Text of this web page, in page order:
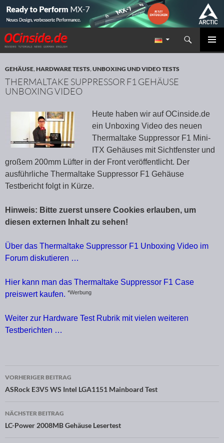
Redaktion ocinside.de PC Hardware Portal
Suchen
ZUM INHALT SPRINGEN
GEHÄUSE,HARDWARE TESTS,UNBOXING UND VIDEO TESTS
THERMALTAKE SUPPRESSOR F1 GEHÄUSE
UNBOXING VIDEO
Heute haben wir auf OCinside.de
ein Unboxing Video des neuen
Thermaltake Suppressor F1 Mini-
ITX Gehäuses mit Sichtfenster und
großem 200mm Lüfter in der Front veröffentlicht. Der
ausführliche Thermaltake Suppressor F1 Gehäuse
Testbericht folgt in Kürze.
Hinweis: Bitte zuerst unsere Cookies erlauben, um
diesen externen Inhalt zu sehen!
Über das Thermaltake Suppressor F1 Unboxing Video im
Forum diskutieren …
Hier kann man das Thermaltake Suppressor F1 Case
preiswert kaufen. *Werbung
Weiter zur Hardware Test Rubrik mit vielen weiteren
Testberichten …
Beitragsnavigation
VORHERIGER BEITRAG
ASRock E3V5 WS Intel LGA1151 Mainboard Test
NÄCHSTER BEITRAG
LC-Power 2008MB Gehäuse Lesertest